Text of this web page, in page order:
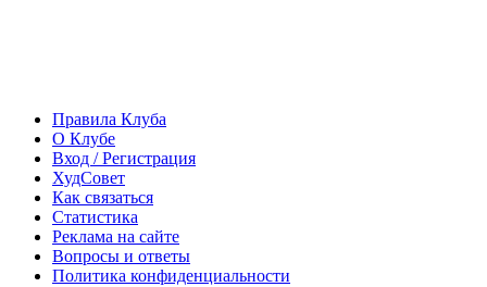
Правила Клуба
О Клубе
Вход / Регистрация
ХудСовет
Как связаться
Статистика
Реклама на сайте
Вопросы и ответы
Политика конфиденциальности